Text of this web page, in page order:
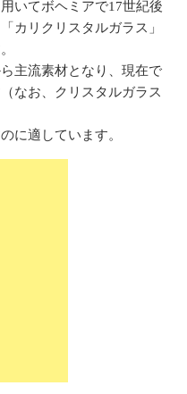
いてボヘミアで17世紀後
カリクリスタルガラス」
主流素材となり、現在で
なお、クリスタルガラス
に適しています。